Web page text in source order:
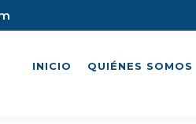
INICIO QUIÉNES SOMOS